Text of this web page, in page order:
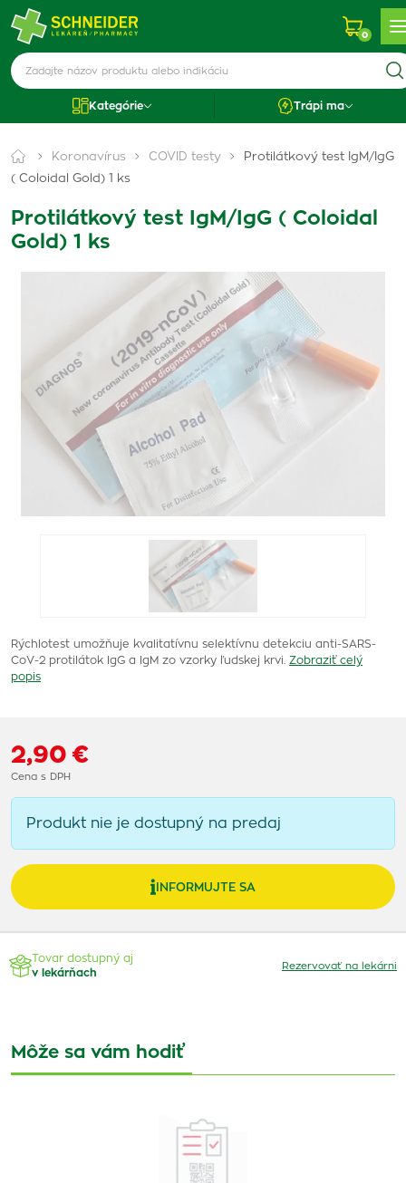
0
Kategórie Trápi ma
Koronavírus COVID testy
Protilátkový test IgM/IgG
( Coloidal Gold) 1 ks
Protilátkový test IgM/IgG ( Coloidal
Gold) 1 ks
Rýchlotest umožňuje kvalitatívnu selektívnu detekciu anti-SARS-
CoV-2 protilátok IgG a IgM zo vzorky ľudskej krvi. Zobraziť celý
popis
2,90 €
Cena s DPH
Produkt nie je dostupný na predaj
INFORMUJTE SA
Tovar dostupný aj
v lekárňach
Rezervovať na lekárni
Môže sa vám hodiť